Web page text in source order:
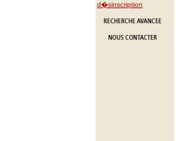
d�sinscription